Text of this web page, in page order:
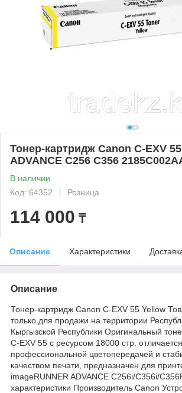
Тонер-картридж Canon C-EXV
ADVANCE C256 C356
В наличии
Код: 64352
Розница
114 000 ₸
Описание Характеристики
Описание
Тонер-картридж Canon C-EXV 55 Yellow
только для продажи на территории
Кыргызской Республики Оригинальный
C-EXV 55 с ресурсом 18000 стр. отличается
профессиональной цветопередачей и
качеством печати, предназначен для
imageRUNNER ADVANCE C256i/C356i/
характеристики Производитель Canon